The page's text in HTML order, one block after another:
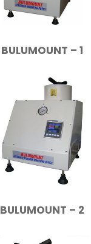
BULUMOUNT – 1
BULUMOUNT – 2